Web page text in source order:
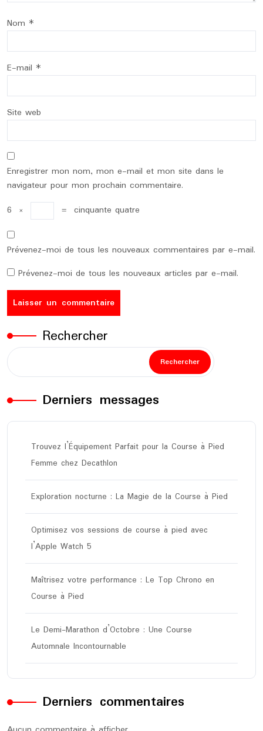
Nom *
E-mail *
Site web
Enregistrer mon nom, mon e-mail et mon site dans le
navigateur pour mon prochain commentaire.
6 × = cinquante quatre
Prévenez-moi de tous les nouveaux commentaires par e-mail.
Prévenez-moi de tous les nouveaux articles par e-mail.
Rechercher
Rechercher
Derniers messages
Trouvez l’Équipement Parfait pour la Course à Pied
Femme chez Decathlon
Exploration nocturne : La Magie de la Course à Pied
Optimisez vos sessions de course à pied avec
l’Apple Watch 5
Maîtrisez votre performance : Le Top Chrono en
Course à Pied
Le Demi-Marathon d’Octobre : Une Course
Automnale Incontournable
Derniers commentaires